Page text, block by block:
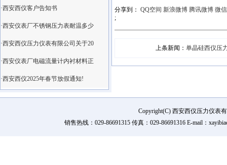
·西安西仪客户告知书
·西安仪表厂不锈钢压力表耐温多少
·西安西仪压力仪表有限公司关于20
·西安仪表厂电磁流量计内衬材料正
·西安西仪2025年春节放假通知!
分享到： QQ空间 新浪微博 腾讯微博 微信
;
上条新闻： 单晶硅西仪压
Copyright(C) 西安西仪压力仪表
销售热线：029-86691315 传真：029-86691316 E-mail：